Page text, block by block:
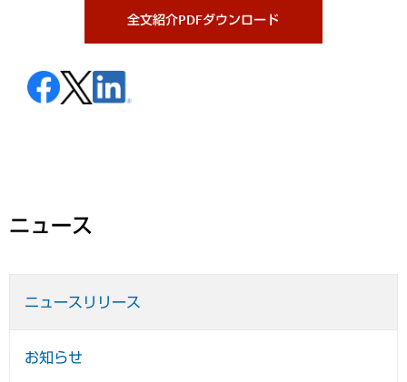
全文紹介PDFダウンロード
ニュース
ニュースリリース
お知らせ